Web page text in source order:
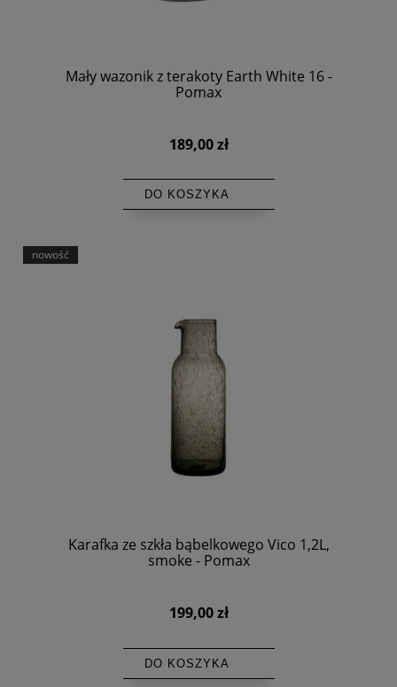
Mały wazonik z terakoty Earth White 16 -
Pomax
189,00 zł
DO KOSZYKA
Karafka ze szkła bąbelkowego Vico 1,2L,
smoke - Pomax
199,00 zł
DO KOSZYKA
nowość